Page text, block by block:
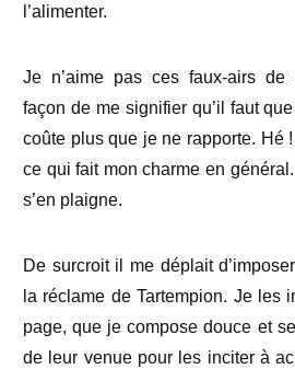
l’alimenter.
Je n’aime pas ces faux-airs de
façon de me signifier qu’il faut
coûte plus que je ne rapporte. Hé
ce qui fait mon charme en
s’en plaigne.
De surcroit il me déplait
la réclame de Tartempion. Je les
page, que je compose douce et
de leur venue pour les inciter à